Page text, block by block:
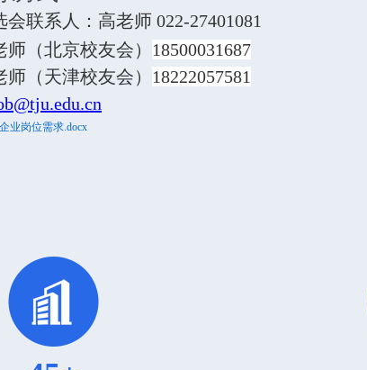
会联系人：高老师 022-27401081
北京校友会） 18500031687
天津校友会） 18222057581
业岗位需求.docx